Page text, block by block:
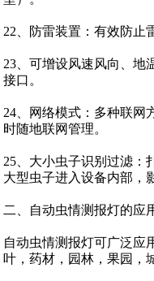
22、防雷装置：有效防止
23、可增设风速风向、地
接口。
24、网络模式：多种联网
时随地联网管理。
25、大小虫子识别过滤：
大型虫子进入设备内部，
二、自动虫情测报灯的应
自动虫情测报灯可广泛应
叶，药材，园林，果园，